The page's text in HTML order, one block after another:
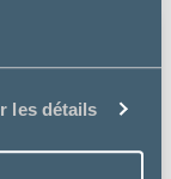
les détails